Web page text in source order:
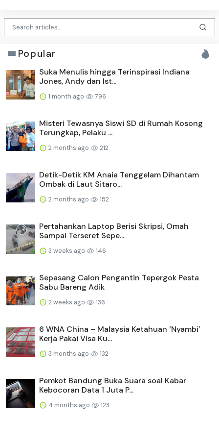
Popular
Suka Menulis hingga Terinspirasi Indiana
Jones, Andy dan Ist...
1 month ago 796
Misteri Tewasnya Siswi SD di Rumah Kosong
Terungkap, Pelaku ...
2 months ago 212
Detik-Detik KM Anaia Tenggelam Dihantam
Ombak di Laut Sitaro...
2 months ago 152
Pertahankan Laptop Berisi Skripsi, Omah
Sampai Terseret Sepe...
3 weeks ago 146
Sepasang Calon Pengantin Tepergok Pesta
Sabu Bareng Adik
2 weeks ago 136
6 WNA China – Malaysia Ketahuan ‘Nyambi’
Kerja Pakai Visa Ku...
3 months ago 132
Pemkot Bandung Buka Suara soal Kabar
Kebocoran Data 1 Juta P...
4 months ago 123